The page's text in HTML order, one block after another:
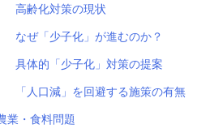
高齢化対策の現状
なぜ「少子化」が進むのか？
具体的「少子化」対策の提案
「人口減」を回避する施策の有無
業・食料問題